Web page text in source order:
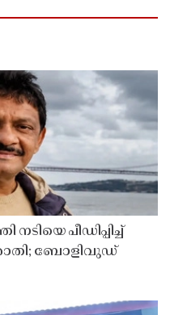
പീഡിപ്പിച്ച്
ബോളിവുഡ്